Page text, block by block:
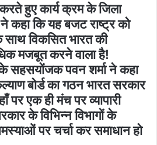
हुए कार्य क्रम के जिला
कहा कि यह बजट राष्ट्र को
साथ विकसित भारत की
मजबूत करने वाला है!
सहसयोंजक पवन शर्मा ने कहा
बोर्ड का गठन भारत सरकार
एक ही मंच पर व्यापारी
के विभिन्न विभागों के
समस्याओं पर चर्चा कर समाधान हो